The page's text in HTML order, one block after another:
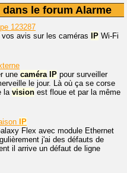
le forum Alarme
123287
avis sur les caméras IP Wi-Fi
une caméra IP pour surveiller
le jour. Là où ça se corse
la vision est floue et par la même
IP
Flex avec module Ethernet
j'ai des défauts de
il arrive un défaut de ligne